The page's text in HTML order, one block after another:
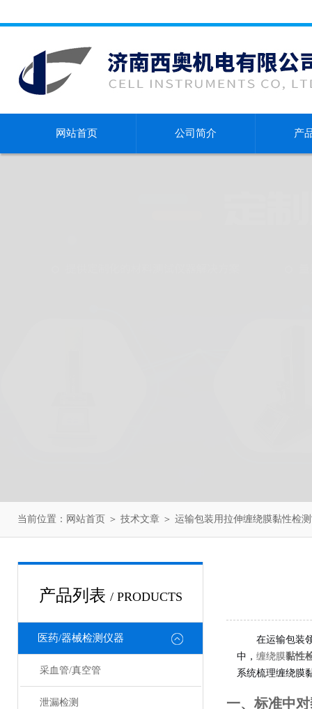
网站首页 公司简介 产
当前位置： 网站首页 ＞ 技术文章 ＞ 运输包装用拉伸缠绕膜黏性检
产品列表 / PRODUCTS
医药/器械检测仪器
采血管/真空管
泄漏检测
在运输包装
中， 缠绕膜黏性
系统梳理缠绕膜
一、标准中